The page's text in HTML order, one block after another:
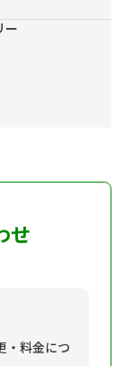
“川の街
ん！８／８
幡神社」編
“川の街
ー
ー
ー
せ
・料金につ